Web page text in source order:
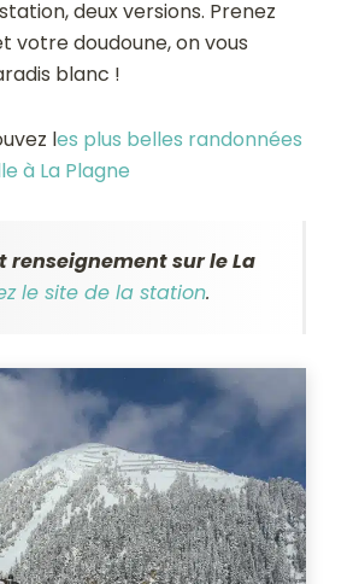
deux versions. Prenez
votre doudoune, on vous
blanc !
les plus belles randonnées
à La Plagne
renseignement sur le La
le site de la station.